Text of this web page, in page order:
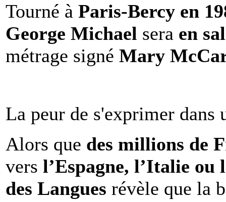
Tourné à Paris-Bercy en
George Michael sera en
métrage signé Mary
La peur de s'exprimer dans
Alors que des millions de
vers l’Espagne, l’Italie ou
des Langues révèle que la